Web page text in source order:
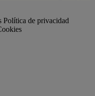
Política de privacidad